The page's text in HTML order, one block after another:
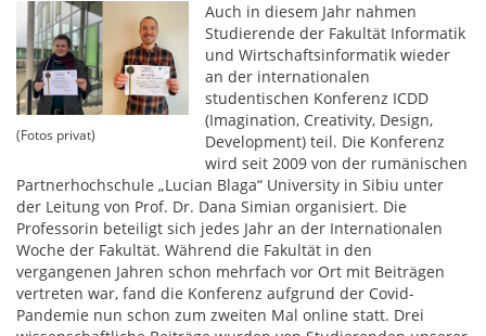
(Fotos privat)
Auch in diesem Jahr nahmen
Studierende der Fakultät Informatik
und Wirtschaftsinformatik wieder
an der internationalen
studentischen Konferenz ICDD
(Imagination, Creativity, Design,
Development) teil. Die Konferenz
wird seit 2009 von der rumänischen
Partnerhochschule „Lucian Blaga“ University in Sibiu unter
der Leitung von Prof. Dr. Dana Simian organisiert. Die
Professorin beteiligt sich jedes Jahr an der Internationalen
Woche der Fakultät. Während die Fakultät in den
vergangenen Jahren schon mehrfach vor Ort mit Beiträgen
vertreten war, fand die Konferenz aufgrund der Covid-
Pandemie nun schon zum zweiten Mal online statt. Drei